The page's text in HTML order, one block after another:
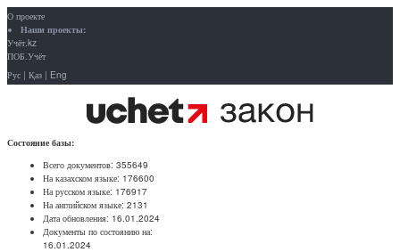
О проекте
Наши проекты:
Учёт.kz
ПОБ.Учёт
Рус | Қаз | Eng
Состояние базы:
Всего документов: 355649
На казахском языке: 176600
На русском языке: 176917
На английском языке: 2131
Дата обновления: 16.01.2024
Документы по состоянию на:
16.01.2024